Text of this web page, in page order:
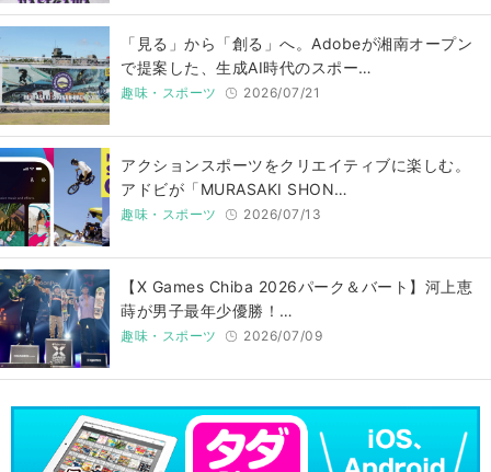
「見る」から「創る」へ。Adobeが湘南オープン
で提案した、生成AI時代のスポー…
趣味・スポーツ 2026/07/21
アクションスポーツをクリエイティブに楽しむ。
アドビが「MURASAKI SHON…
趣味・スポーツ 2026/07/13
【X Games Chiba 2026パーク＆バート】河上恵
蒔が男子最年少優勝！…
趣味・スポーツ 2026/07/09